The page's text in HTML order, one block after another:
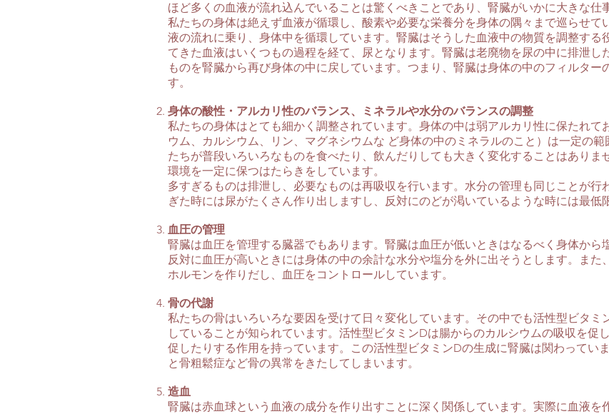
ほど多くの血液が流れ込んでいることは驚くべきことであり、腎臓がいかに大きな仕
私たちの身体は絶えず血液が循環し、酸素や必要な栄養分を身体の隅々まで巡らせて
液の流れに乗り、身体中を循環しています。腎臓はそうした血液中の物質を調整する
てきた血液はいくつもの過程を経て、尿となります。腎臓は老廃物を尿の中に排泄し
ものを腎臓から再び身体の中に戻しています。つまり、腎臓は身体の中のフィルター
す。
身体の酸性・アルカリ性のバランス、ミネラルや水分のバランスの調整
私たちの身体はとても細かく調整されています。身体の中は弱アルカリ性に保たれて
ウム、カルシウム、リン、マグネシウムな ど身体の中のミネラルのこと）は一定の
たちが普段いろいろなものを食べたり、飲んだりしても大きく変化することはありま
環境を一定に保つはたらきをしています。
多すぎるものは排泄し、必要なものは再吸収を行います。水分の管理も同じことが行
ぎた時には尿がたくさん作り出しますし、反対にのどが渇いているような時には最低
血圧の管理
腎臓は血圧を管理する臓器でもあります。腎臓は血圧が低いときはなるべく身体から
反対に血圧が高いときには身体の中の余計な水分や塩分を外に出そうとします。また
ホルモンを作りだし、血圧をコントロールしています。
骨の代謝
私たちの骨はいろいろな要因を受けて日々変化しています。その中でも活性型ビタミ
していることが知られています。活性型ビタミンDは腸からのカルシウムの吸収を促
促したりする作用を持っています。この活性型ビタミンDの生成に腎臓は関わってい
と骨粗鬆症など骨の異常をきたしてしまいます。
造血
腎臓は赤血球という血液の成分を作り出すことに深く関係しています。実際に血液を